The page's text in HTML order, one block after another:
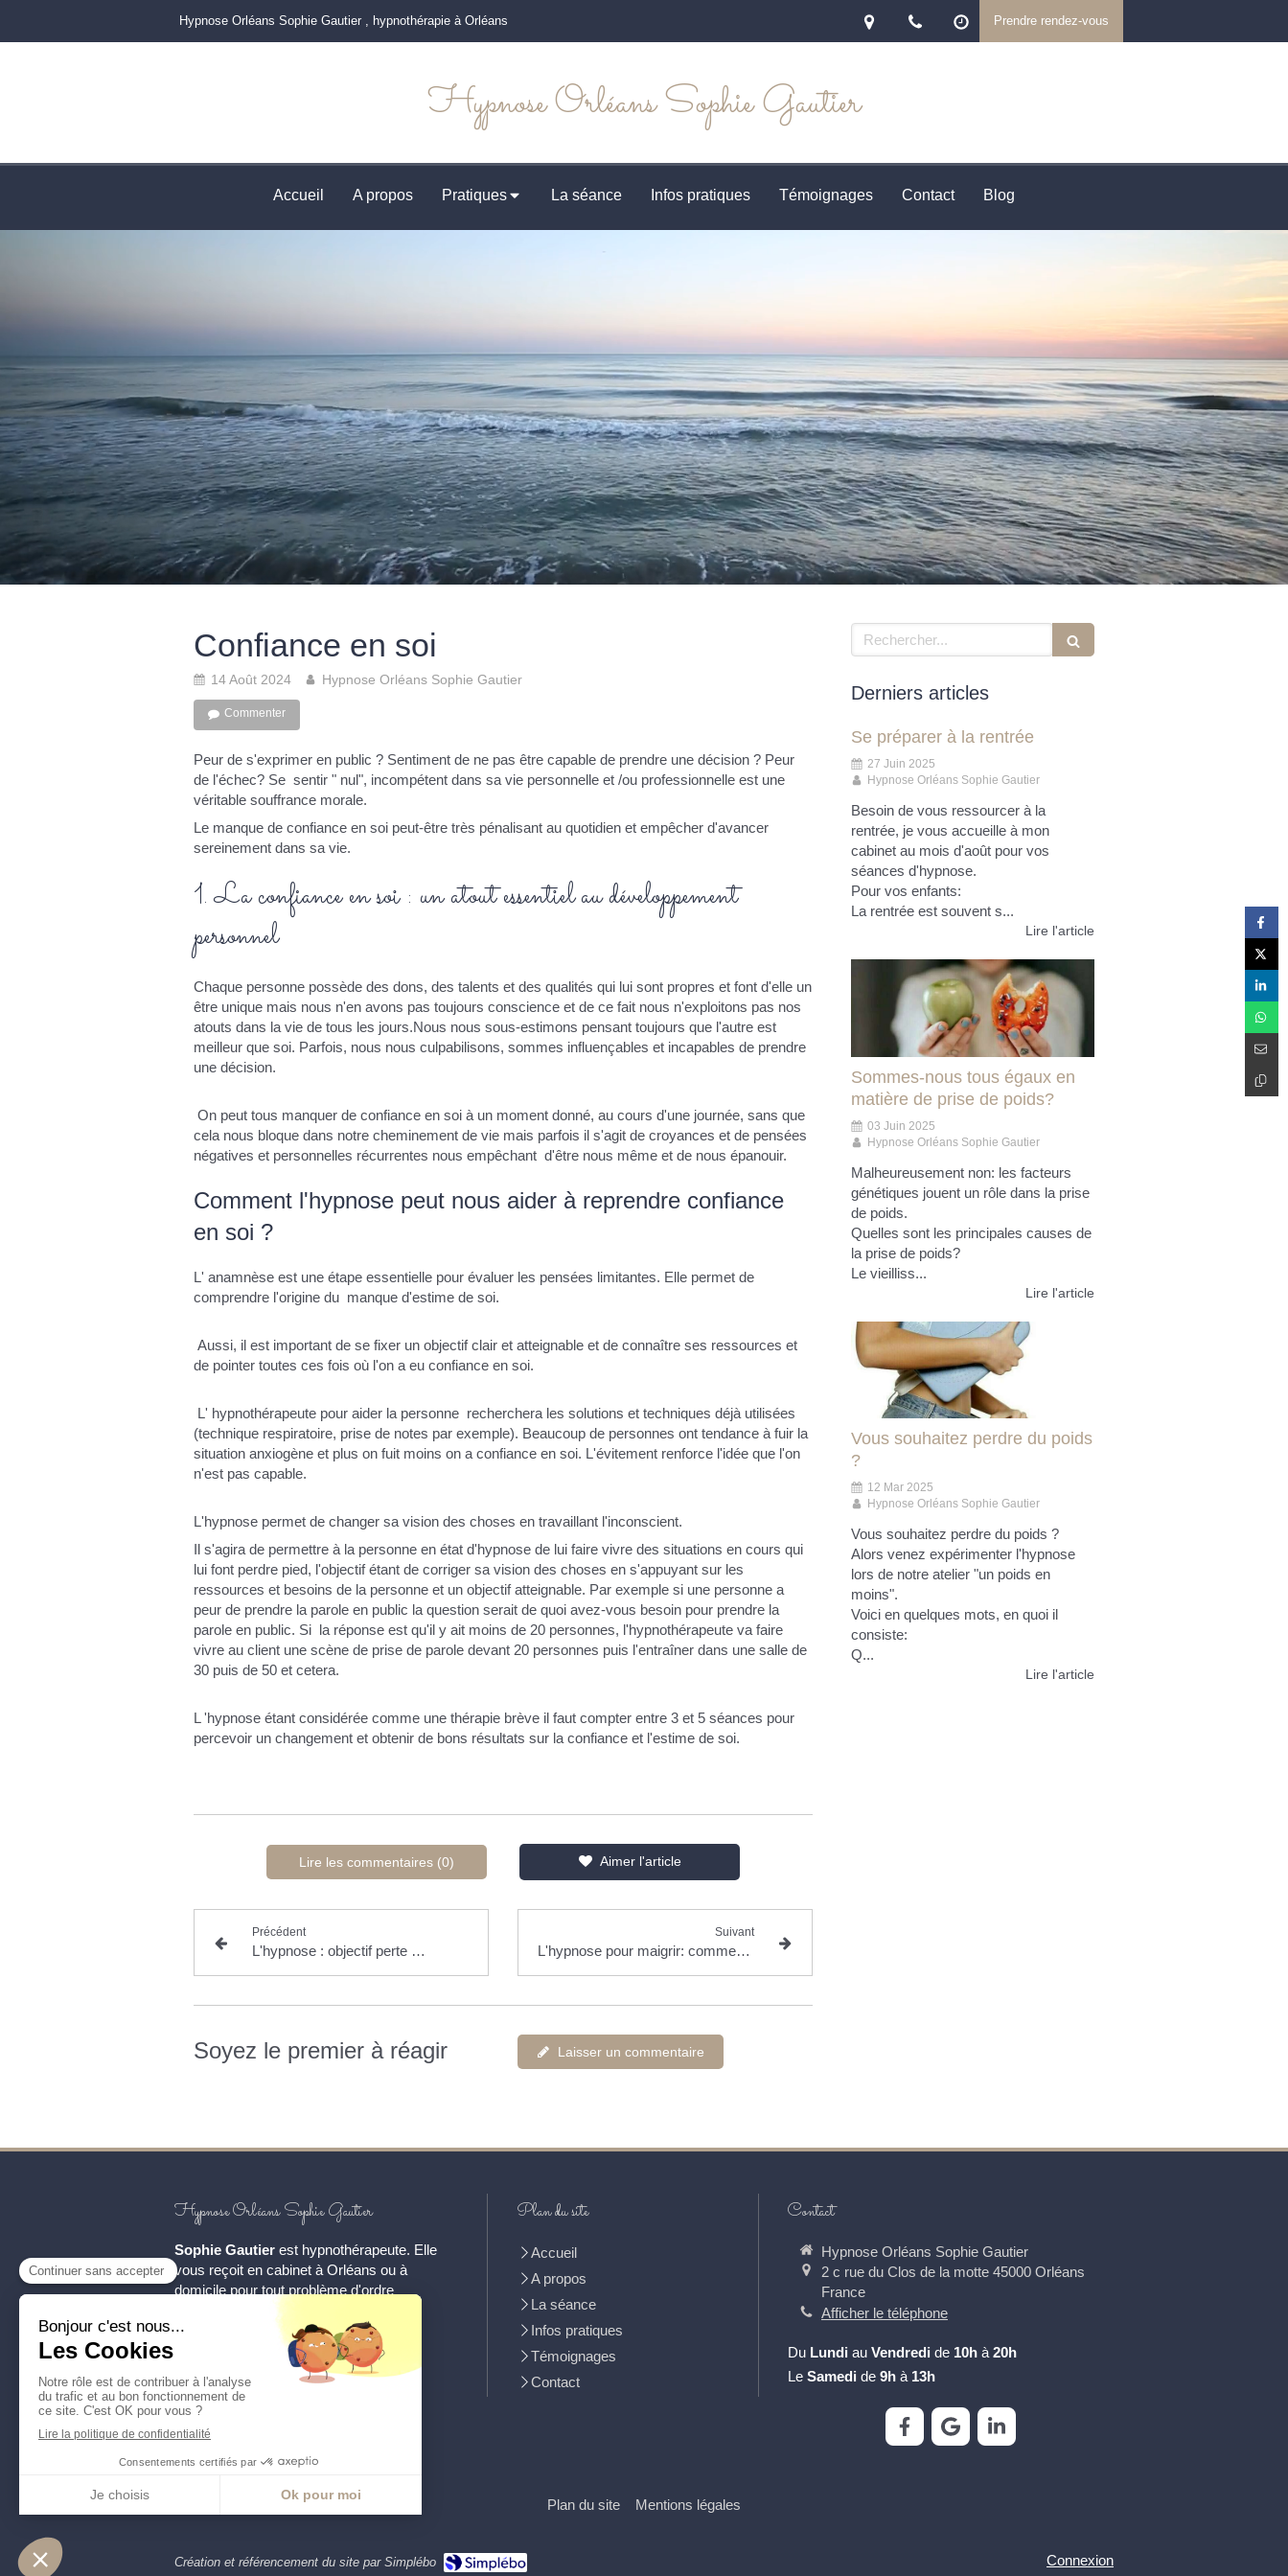
Hypnose Orléans Sophie Gautier , hypnothérapie à Orléans Prendre rendez-vous
Hypnose Orléans Sophie Gautier
Accueil A propos Pratiques La séance Infos pratiques Témoignages Contact Blog
Confiance en soi
14 Août 2024 Hypnose Orléans Sophie Gautier
Commenter
Peur de s'exprimer en public ? Sentiment de ne pas être capable de prendre une décision ? Peur
de l'échec? Se sentir " nul", incompétent dans sa vie personnelle et /ou professionnelle est une
véritable souffrance morale.
Le manque de confiance en soi peut-être très pénalisant au quotidien et empêcher d'avancer
sereinement dans sa vie.
1. La confiance en soi : un atout essentiel au développement
personnel
Chaque personne possède des dons, des talents et des qualités qui lui sont propres et font d'elle un
être unique mais nous n'en avons pas toujours conscience et de ce fait nous n'exploitons pas nos
atouts dans la vie de tous les jours.Nous nous sous-estimons pensant toujours que l'autre est
meilleur que soi. Parfois, nous nous culpabilisons, sommes influençables et incapables de prendre
une décision.
On peut tous manquer de confiance en soi à un moment donné, au cours d'une journée, sans que
cela nous bloque dans notre cheminement de vie mais parfois il s'agit de croyances et de pensées
négatives et personnelles récurrentes nous empêchant d'être nous même et de nous épanouir.
Comment l'hypnose peut nous aider à reprendre confiance
en soi ?
L' anamnèse est une étape essentielle pour évaluer les pensées limitantes. Elle permet de
comprendre l'origine du manque d'estime de soi.
Aussi, il est important de se fixer un objectif clair et atteignable et de connaître ses ressources et
de pointer toutes ces fois où l'on a eu confiance en soi.
L' hypnothérapeute pour aider la personne recherchera les solutions et techniques déjà utilisées
(technique respiratoire, prise de notes par exemple). Beaucoup de personnes ont tendance à fuir la
situation anxiogène et plus on fuit moins on a confiance en soi. L'évitement renforce l'idée que l'on
n'est pas capable.
L'hypnose permet de changer sa vision des choses en travaillant l'inconscient.
Il s'agira de permettre à la personne en état d'hypnose de lui faire vivre des situations en cours qui
lui font perdre pied, l'objectif étant de corriger sa vision des choses en s'appuyant sur les
ressources et besoins de la personne et un objectif atteignable. Par exemple si une personne a
peur de prendre la parole en public la question serait de quoi avez-vous besoin pour prendre la
parole en public. Si la réponse est qu'il y ait moins de 20 personnes, l'hypnothérapeute va faire
vivre au client une scène de prise de parole devant 20 personnes puis l'entraîner dans une salle de
30 puis de 50 et cetera.
L 'hypnose étant considérée comme une thérapie brève il faut compter entre 3 et 5 séances pour
percevoir un changement et obtenir de bons résultats sur la confiance et l'estime de soi.
Lire les commentaires (0) Aimer l'article
Précédent
L'hypnose : objectif perte de poids
Suivant
L'hypnose pour maigrir: comment perdre du poids avec l'hypnose?
Soyez le premier à réagir Laisser un commentaire
Rechercher
Derniers articles
Se préparer à la rentrée
27 Juin 2025
Hypnose Orléans Sophie Gautier
Besoin de vous ressourcer à la
rentrée, je vous accueille à mon
cabinet au mois d'août pour vos
séances d'hypnose.
Pour vos enfants:
La rentrée est souvent s...
Lire l'article
Sommes-nous tous égaux en
matière de prise de poids?
03 Juin 2025
Hypnose Orléans Sophie Gautier
Malheureusement non: les facteurs
génétiques jouent un rôle dans la prise
de poids.
Quelles sont les principales causes de
la prise de poids?
Le vieilliss...
Lire l'article
Vous souhaitez perdre du poids
?
12 Mar 2025
Hypnose Orléans Sophie Gautier
Vous souhaitez perdre du poids ?
Alors venez expérimenter l'hypnose
lors de notre atelier "un poids en
moins".
Voici en quelques mots, en quoi il
consiste:
Q...
Lire l'article
Hypnose Orléans Sophie Gautier
Sophie Gautier est hypnothérapeute. Elle
vous reçoit en cabinet à Orléans ou à
domicile pour tout problème d'ordre
Prendre rendez-vous
Plan du site
Accueil
A propos
La séance
Infos pratiques
Témoignages
Contact
Contact
Hypnose Orléans Sophie Gautier
2 c rue du Clos de la motte 45000 Orléans
France
Afficher le téléphone
Du Lundi au Vendredi de 10h à 20h
Le Samedi de 9h à 13h
Plan du site Mentions légales
Création et référencement du site par Simplébo Connexion